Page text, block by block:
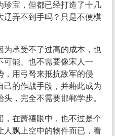
珍宝，但都已经打造了十几
辽弄不到手吗？只是不便模
为承受不了过高的成本，也
可能、也不需要像宋人一
，用弓弩来抵抗敌军的侵
己的作战手段，并藉此成为
，完全不需要邯郸学步。
，在萧禧眼中，也不过是个
飘上空中的物件而已，看